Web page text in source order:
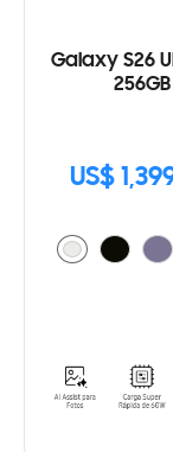
Galaxy S26
256GB
US$